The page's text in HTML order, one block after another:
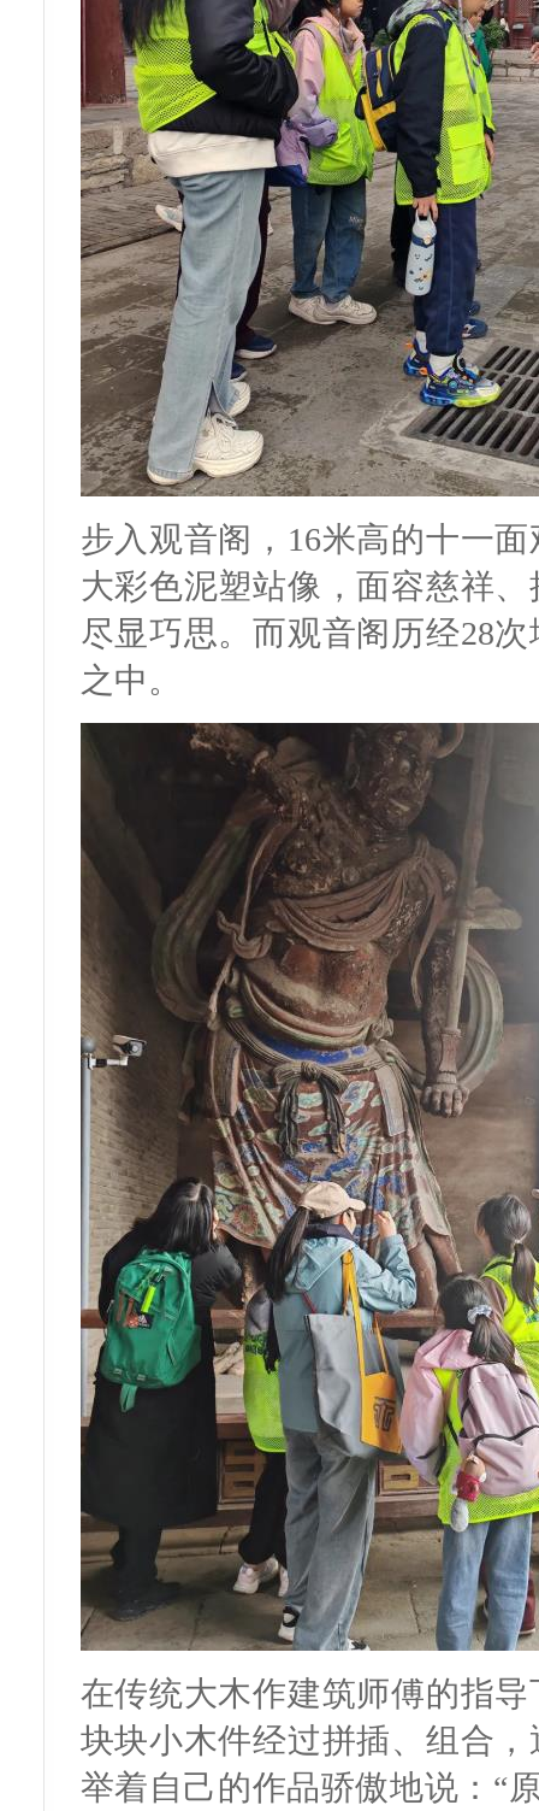
步入观音阁，16米高的十一
大彩色泥塑站像，面容慈祥
尽显巧思。而观音阁历经28
之中。
在传统大木作建筑师傅的指
块块小木件经过拼插、组合
举着自己的作品骄傲地说：“